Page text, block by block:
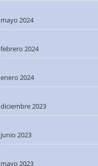
mayo 2024
febrero 2024
enero 2024
diciembre 2023
junio 2023
mayo 2023